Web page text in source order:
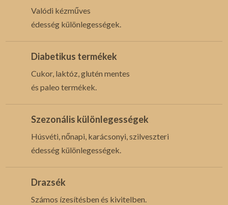
Valódi kézműves
édesség különlegességek.
Diabetikus termékek
Cukor, laktóz, glutén mentes
és paleo termékek.
Szezonális különlegességek
Húsvéti, nőnapi, karácsonyi, szilveszteri
édesség különlegességek.
Drazsék
Számos ízesítésben és kivitelben.